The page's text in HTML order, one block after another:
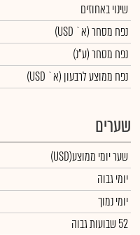
שינוי באחוזים
נפח מסחר(א` USD)
נפח מסחר(ע"נ)
נפח ממוצע לרבעון (א` USD)
שערים
שער יומי ממוצע(USD)
יומי גבוה
יומי נמוך
52 שבועות גבוה